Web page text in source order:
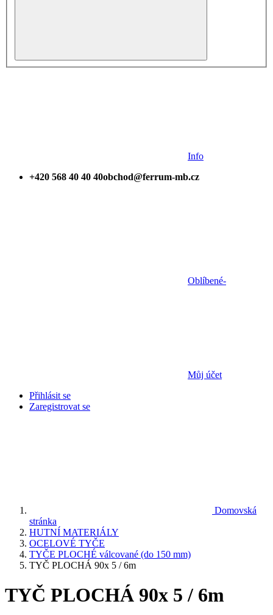
Info
+420 568 40 40 40obchod@ferrum-mb.cz
Oblíbené-
Můj účet
Přihlásit se
Zaregistrovat se
Domovská
stránka
HUTNÍ MATERIÁLY
OCELOVÉ TYČE
TYČE PLOCHÉ válcované (do 150 mm)
TYČ PLOCHÁ 90x 5 / 6m
TYČ PLOCHÁ 90x 5 / 6m